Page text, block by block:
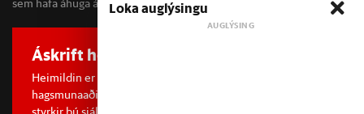
sem hafa áhuga á fréttum og þjóðfélagsumræðu.
Áskrift hefur áhrif
Heimildin er í dreifðu eignarhaldi og óháð
hagsmunaaðilum. Með því að kaupa áskrift að Heimildinni
Loka auglýsingu